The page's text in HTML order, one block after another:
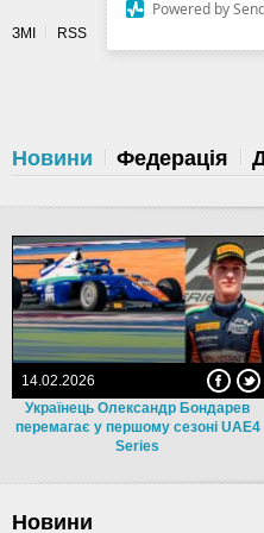
ЗМІ RSS
Новини Федерація
Українець Олександр Бондарев
перемагає у першому сезоні UAE4
Series
14.02.2026
Новини